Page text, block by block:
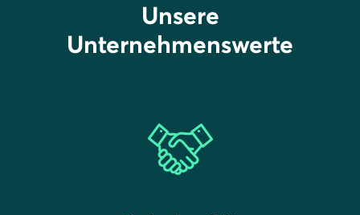
Unsere
Unternehmenswerte